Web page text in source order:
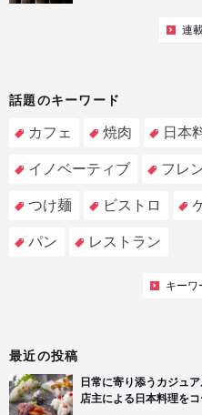
連
話題のキーワード
カフェ 焼肉 日本
イノベーティブ フレ
つけ麺 ビストロ
パン レストラン
キーワ
最近の投稿
日常に寄り添うカジュ
店主による日本料理を